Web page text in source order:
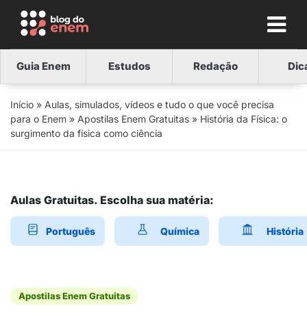
Guia Enem Estudos Redação
Início » Aulas, simulados, vídeos e tudo o que você precisa
para o Enem » Apostilas Enem Gratuitas » História da Física: o
surgimento da física como ciência
Aulas Gratuitas. Escolha sua matéria:
Português Química História
Apostilas Enem Gratuitas